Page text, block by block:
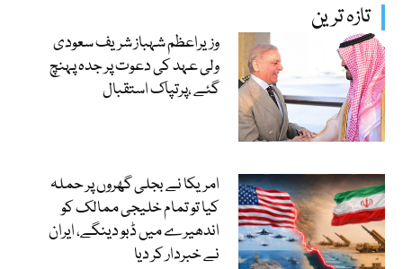
تازہ ترین
وزیراعظم شہباز شریف سعودی
ولی عہد کی دعوت پر جدہ پہنچ
گئے ،پرتپاک استقبال
امریکا نے بجلی گھروں پر حملہ
کیا تو تمام خلیجی ممالک کو
اندھیرے میں ڈبو دینگے، ایران
نے خبردار کر دیا